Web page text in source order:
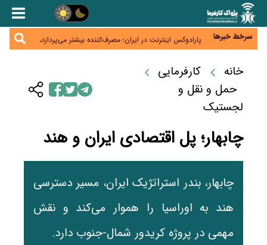
سرخط خبرها
زائران اربعین نگران ارز باقی‌مانده نباشند؛ خرید دینار در
جنگ کریدورها وارد فاز جدید شد؛ سرمایه‌گذاری ۳۴۵
پارادوکس اینترنت در ایران؛ مصرف‌کننده بیشتر می‌پردازد،
شبکه کمتر توسعه می‌یابد
جدید سیاست‌های مالیاتی در حمایت از تولید
معمای تأمین ۸۰ همت معوقات بازنشستگان؛ بانک رفاه
وارد میدان شد
خانه
کارفرمایی
حمل و نقل و
لجستیک
چابهار؛ پل اقتصادی ایران و هند
چابهار، بندر استراتژیک ایران، مسیر دسترسی
هند به اوراسیا را هموار می‌کند و نقش
مهمی در پروژه کریدور شمال-جنوب دارد.